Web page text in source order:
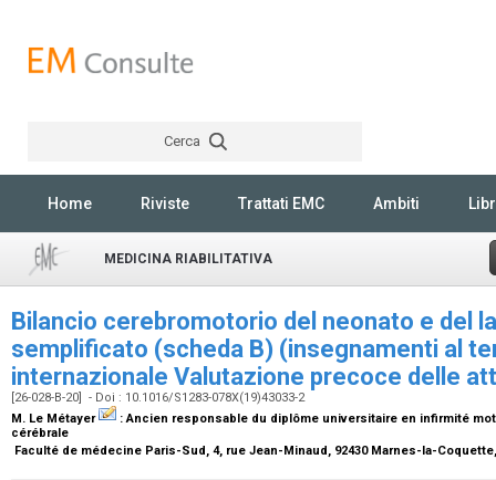
Cerca
Home Riviste Trattati EMC Ambiti
MEDICINA RIABILITATIVA
Bilancio cerebromotorio del neonato e del
semplificato (scheda B) (insegnamenti al
internazionale Valutazione precoce delle
[26-028-B-20] - Doi : 10.1016/S1283-078X(19)43033-2
M. Le Métayer
:Ancien responsable du diplôme universitaire en infirmité
cérébrale
Faculté de médecine Paris-Sud, 4, rue Jean-Minaud, 92430 Marnes-la-